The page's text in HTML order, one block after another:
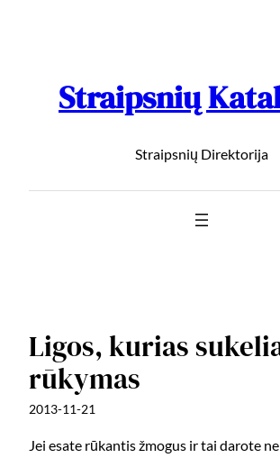
Straipsnių
Straipsnių Direktorija
Ligos, kurias
rūkymas
2013-11-21
Jei esate rūkantis žmogus ir tai darote